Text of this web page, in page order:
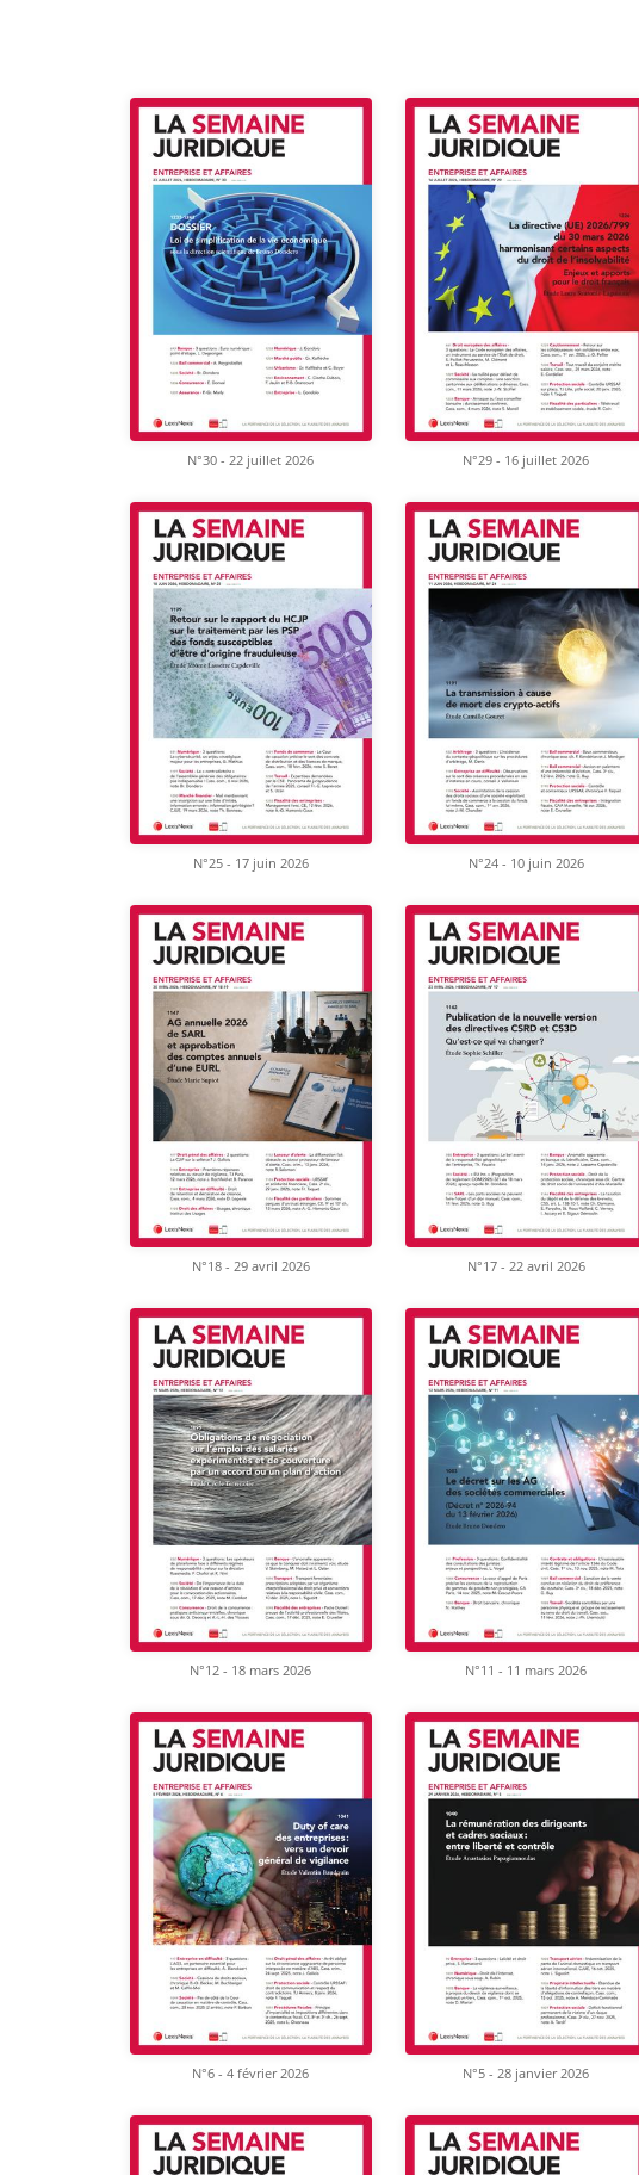
N°30 - 22 juillet 2026 N°29 - 16 juillet 2026
N°25 - 17 juin 2026 N°24 - 10 juin 2026
N°18 - 29 avril 2026 N°17 - 22 avril 2026
N°12 - 18 mars 2026 N°11 - 11 mars 2026
N°6 - 4 février 2026 N°5 - 28 janvier 2026